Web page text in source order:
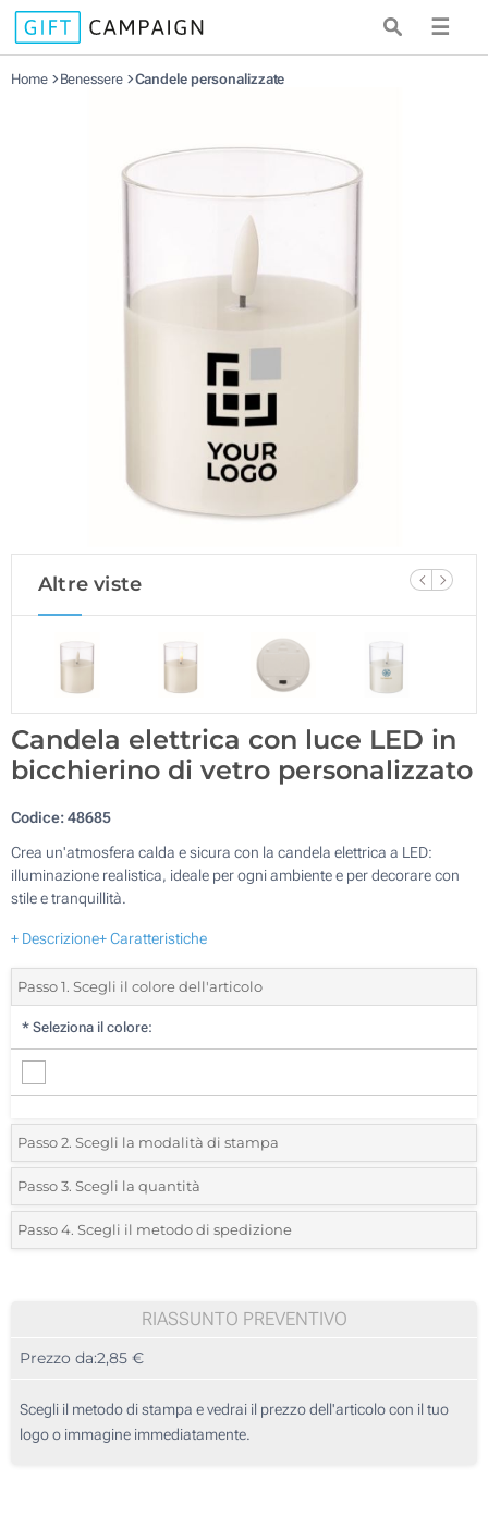
☰
Home Benessere Candele personalizzate
Altre viste
Candela elettrica con luce LED in
bicchierino di vetro personalizzato
Codice:48685
Crea un'atmosfera calda e sicura con la candela elettrica a LED:
illuminazione realistica, ideale per ogni ambiente e per decorare con
stile e tranquillità.
+ Descrizione+ Caratteristiche
Passo 1. Scegli il colore dell'articolo
* Seleziona il colore:
Passo 2. Scegli la modalità di stampa
*Seleziona la posizione di stampa e il colore del vostro logo:
1 Colore (Su un lato)
3 Colori (Su un lato)
1 Colore (Stampa circolare)
Passo 3. Scegli la quantità
*Quantità desiderata:
20
50
100
Passo 4. Scegli il metodo di spedizione
RIASSUNTO PREVENTIVO
Prezzo da:2,85 €
Scegli il metodo di stampa e vedrai il prezzo dell'articolo con il tuo
logo o immagine immediatamente.